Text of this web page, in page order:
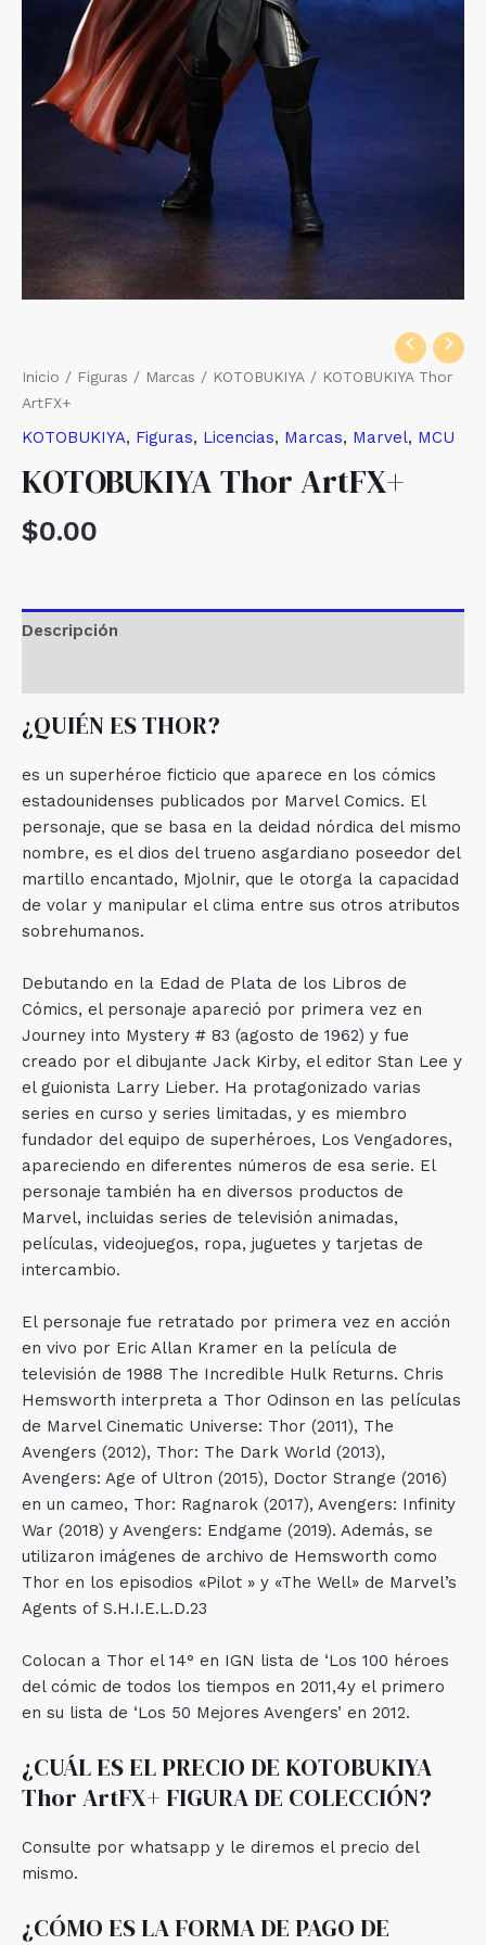
Inicio / Figuras / Marcas / KOTOBUKIYA / KOTOBUKIYA Thor
ArtFX+
KOTOBUKIYA, Figuras, Licencias, Marcas, Marvel, MCU
KOTOBUKIYA Thor ArtFX+
$0.00
Descripción
¿QUIÉN ES THOR?
es un superhéroe ficticio que aparece en los cómics
estadounidenses publicados por Marvel Comics. El
personaje, que se basa en la deidad nórdica del mismo
nombre, es el dios del trueno asgardiano poseedor del
martillo encantado, Mjolnir, que le otorga la capacidad
de volar y manipular el clima entre sus otros atributos
sobrehumanos.
Debutando en la Edad de Plata de los Libros de
Cómics, el personaje apareció por primera vez en
Journey into Mystery # 83 (agosto de 1962) y fue
creado por el dibujante Jack Kirby, el editor Stan Lee y
el guionista Larry Lieber. Ha protagonizado varias
series en curso y series limitadas, y es miembro
fundador del equipo de superhéroes, Los Vengadores,
apareciendo en diferentes números de esa serie. El
personaje también ha en diversos productos de
Marvel, incluidas series de televisión animadas,
películas, videojuegos, ropa, juguetes y tarjetas de
intercambio.
El personaje fue retratado por primera vez en acción
en vivo por Eric Allan Kramer en la película de
televisión de 1988 The Incredible Hulk Returns. Chris
Hemsworth interpreta a Thor Odinson en las películas
de Marvel Cinematic Universe: Thor (2011), The
Avengers (2012), Thor: The Dark World (2013),
Avengers: Age of Ultron (2015), Doctor Strange (2016)
en un cameo, Thor: Ragnarok (2017), Avengers: Infinity
War (2018) y Avengers: Endgame (2019). Además, se
utilizaron imágenes de archivo de Hemsworth como
Thor en los episodios «Pilot » y «The Well» de Marvel’s
Agents of S.H.I.E.L.D.2​3​
Colocan a Thor el 14° en IGN lista de ‘Los 100 héroes
del cómic de todos los tiempos en 2011,4​y el primero
en su lista de ‘Los 50 Mejores Avengers’ en 2012.
¿CUÁL ES EL PRECIO DE KOTOBUKIYA
Thor ArtFX+ FIGURA DE COLECCIÓN?
Consulte por whatsapp y le diremos el precio del
mismo.
¿CÓMO ES LA FORMA DE PAGO DE